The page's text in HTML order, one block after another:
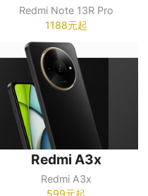
Redmi Note 13R Pro
1188元起
Redmi A3x
Redmi A3x